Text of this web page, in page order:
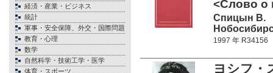
経済・産業・ビジネス
統計
軍事・安全保障、外交・国際問題
教育・心理
数学
自然科学・技術工学・医学
体育・スポーツ
<Слово о
Спицын В.
1997 年 R34156
ヨシフ